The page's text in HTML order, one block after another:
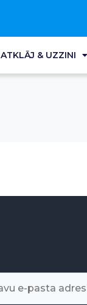
ATKLĀJ & UZZINI